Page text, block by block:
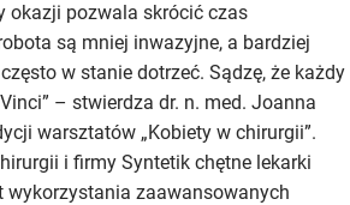
okazji pozwala skrócić czas
są mniej inwazyjne, a bardziej
w stanie dotrzeć. Sądzę, że każdy
– stwierdza dr. n. med. Joanna
warsztatów „Kobiety w chirurgii”.
i firmy Syntetik chętne lekarki
wykorzystania zaawansowanych